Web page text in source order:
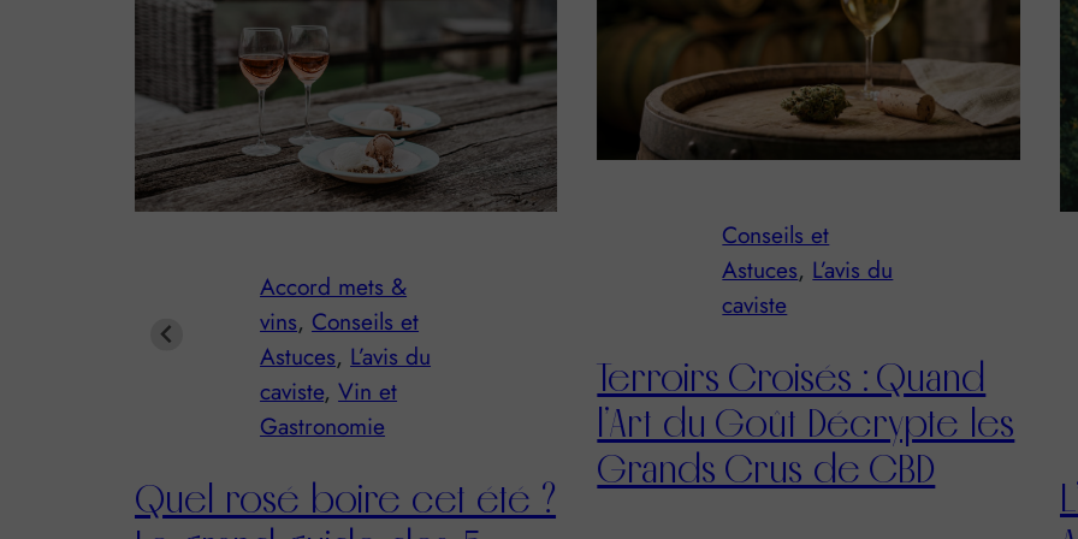
Cépages ,
Conseils et
Astuces L’avis du
caviste Vin et
Gastronomie
Vin & CBD : Le nouveau
Accord mets &
vins, Vin et
Gastronomie
La saison des asperges